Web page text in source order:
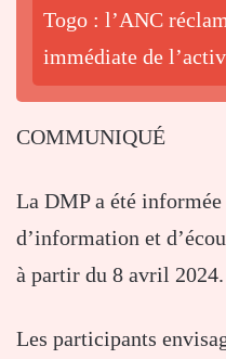
Togo : l’ANC
immédiate de
COMMUNIQUÉ
La DMP a été informée
d’information et
à partir du 8 avril 2024.
Les participants